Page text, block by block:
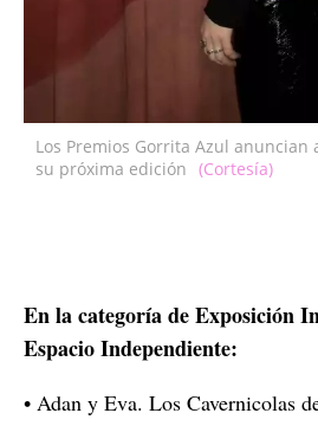
Los Premios Gorrita Azul anuncian
su próxima edición (Cortesía)
En la categoría de Exposición
Espacio Independiente:
• Adan y Eva. Los Cavernicolas